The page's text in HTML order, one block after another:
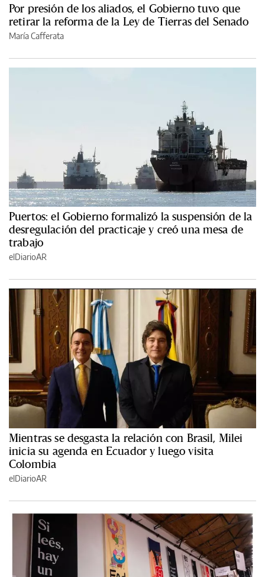
Por presión de los aliados, el Gobierno tuvo que
retirar la reforma de la Ley de Tierras del Senado
María Cafferata
Puertos: el Gobierno formalizó la suspensión de la
desregulación del practicaje y creó una mesa de
trabajo
elDiarioAR
Mientras se desgasta la relación con Brasil, Milei
inicia su agenda en Ecuador y luego visita
Colombia
elDiarioAR